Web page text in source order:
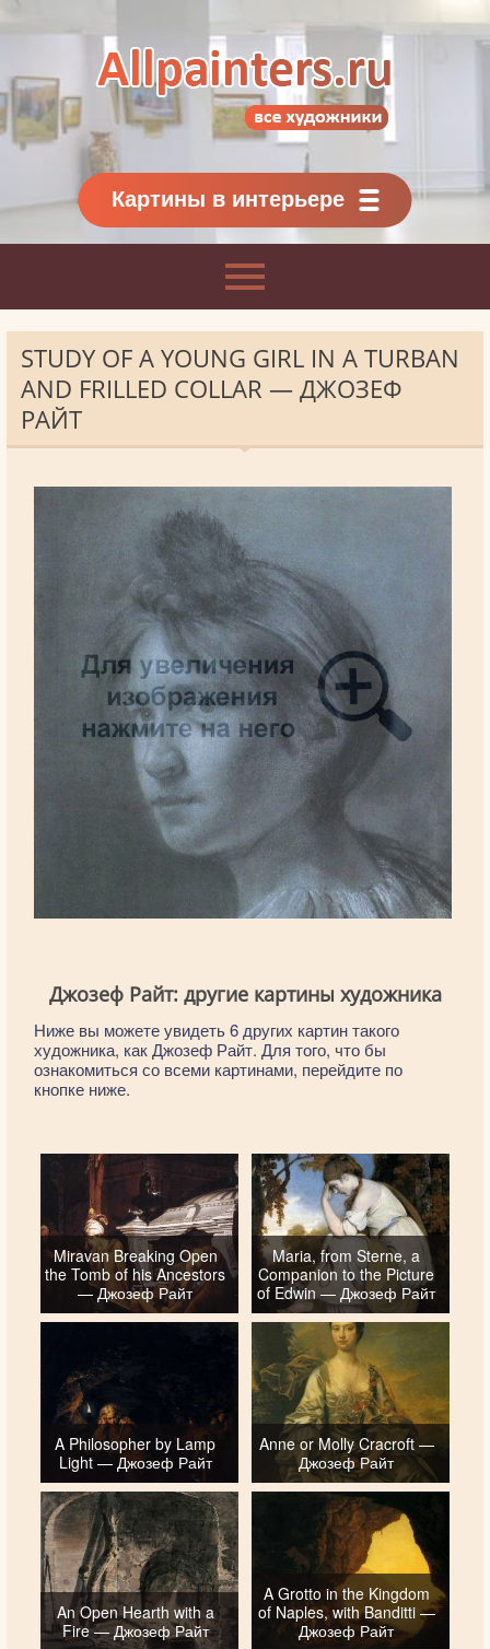
Картины классиков
и современников
Картины в интерьере
STUDY OF A YOUNG GIRL IN A TURBAN
AND FRILLED COLLAR — ДЖОЗЕФ
РАЙТ
Джозеф Райт: другие картины художника
Ниже вы можете увидеть 6 других картин такого
художника, как Джозеф Райт. Для того, что бы
ознакомиться со всеми картинами, перейдите по
кнопке ниже.
Miravan Breaking Open
the Tomb of his Ancestors
— Джозеф Райт
Maria, from Sterne, a
Companion to the Picture
of Edwin — Джозеф Райт
A Philosopher by Lamp
Light — Джозеф Райт
Anne or Molly Cracroft —
Джозеф Райт
An Open Hearth with a
Fire — Джозеф Райт
A Grotto in the Kingdom
of Naples, with Banditti —
Джозеф Райт